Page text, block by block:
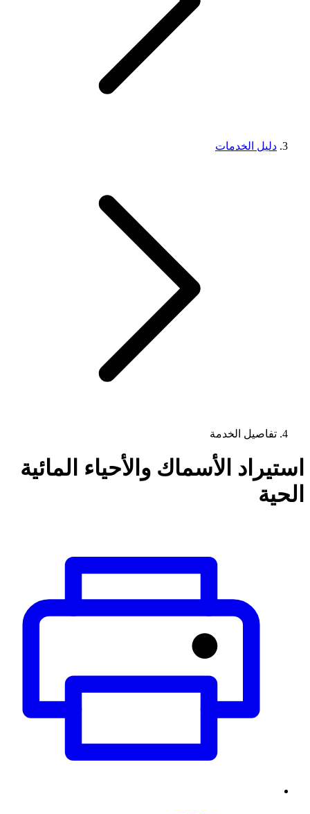
دليل الخدمات
تفاصيل الخدمة
استيراد الأسماك والأحياء المائية
الحية